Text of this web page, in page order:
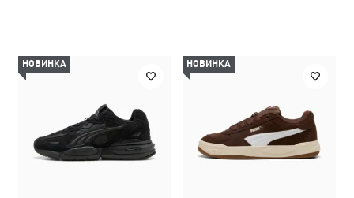
НОВИНКА НОВИНКА